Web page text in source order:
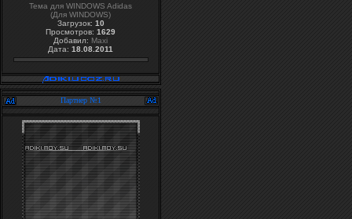
Тема для WINDOWS Adidas
(Для WINDOWS)
Загрузок: 10
Просмотров: 1629
Добавил: Maxi
Дата: 18.08.2011
Партнер №1